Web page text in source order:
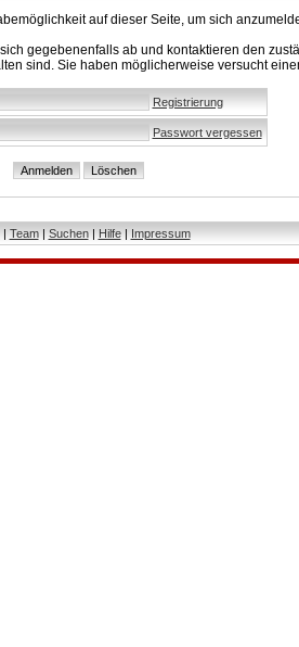
auf dieser Seite, um sich
gegebenenfalls ab und kontaktieren den
sind. Sie haben möglicherweise versucht
Registrierung
Passwort vergessen
| Team| Suchen| Hilfe| Impressum